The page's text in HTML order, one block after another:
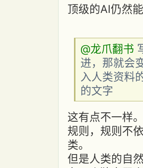
顶级的AI仍然
@龙爪翻书
进，那就会
入人类资料
的文字
这有点不一样
规则，规则不
类。
但是人类的自